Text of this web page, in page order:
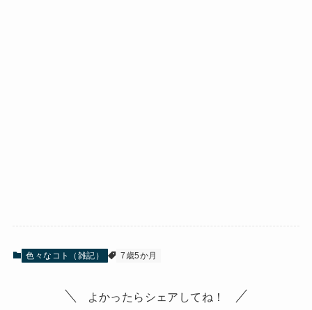
色々なコト（雑記） 7歳5か月
よかったらシェアしてね！